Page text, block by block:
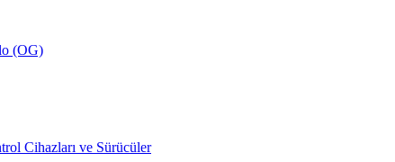
(OG)
Cihazları ve Sürücüler